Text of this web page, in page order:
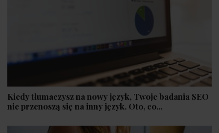
Kiedy tłumaczysz na nowy język, Twoje badania SEO
nie przenoszą się na inny język. Oto, co...